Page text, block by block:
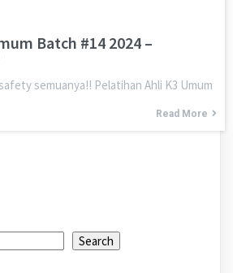
Batch #14 2024 –
semuanya!! Pelatihan Ahli K3 Umum
Read More
Search